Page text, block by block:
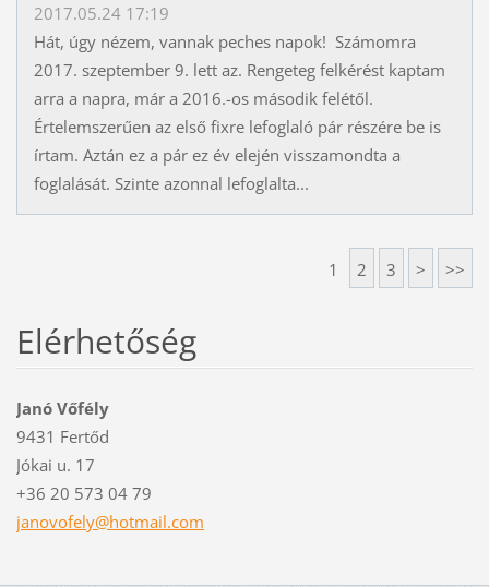
2017.05.24 17:19
Hát, úgy nézem, vannak peches napok! Számomra
2017. szeptember 9. lett az. Rengeteg felkérést kaptam
arra a napra, már a 2016.-os második felétől.
Értelemszerűen az első fixre lefoglaló pár részére be is
írtam. Aztán ez a pár ez év elején visszamondta a
foglalását. Szinte azonnal lefoglalta...
1 2 3 > >>
Elérhetőség
Janó Vőfély
9431 Fertőd
Jókai u. 17
+36 20 573 04 79
janovofely@hotmail.com